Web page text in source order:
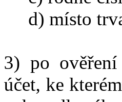
d) místo
3) po ověření
účet, ke